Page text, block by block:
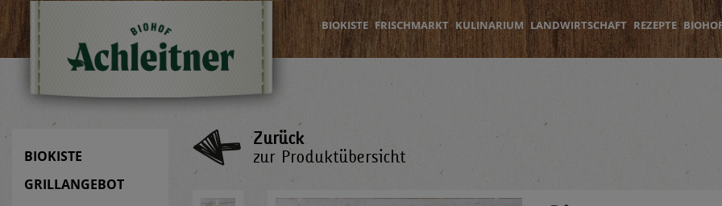
BIOKISTE FRISCHMARKT KULINARIUM LANDWIRTSCHAFT REZEPTE
BIOKISTE
GRILLANGEBOT
Zurück
zur Produktübersicht